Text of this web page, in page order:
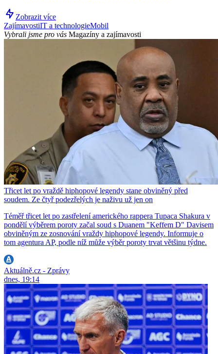
Zobrazit více
ZajímavostiIT a technologieMobil
Vybrali jsme pro vás Magazíny a zajímavosti
Třicet let po vraždě hiphopové legendy stane obviněný před
soudem. Ze čtyř podezřelých je naživu už jen on
Téměř třicet let po zastřelení amerického rappera Tupaca Shakura v
pondělí výběrem poroty začal soud s Duanem "Keffem D" Davisem
obviněným ze zosnování vraždy hiphopové legendy. Informuje o
tom agentura AP, podle níž může výběr poroty trvat většinu týdne.
Aktuálně.cz - Zprávy
dnes, 19:14